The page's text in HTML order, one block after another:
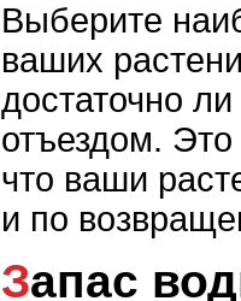
Выберите
ваших
достаточно
отъездом.
что ваши
и по
Запас